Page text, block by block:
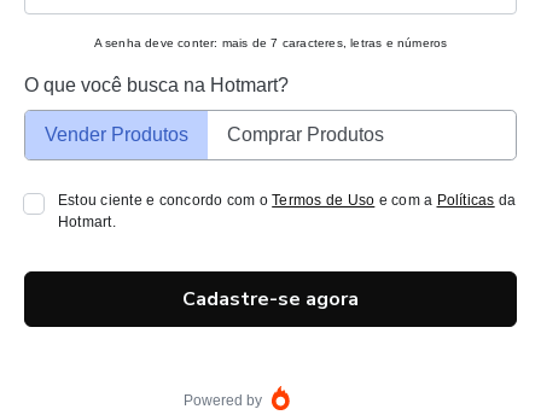
A senha deve conter: mais de 7 caracteres, letras e números
O que você busca na Hotmart?
Vender Produtos Comprar Produtos
Estou ciente e concordo com oTermos de Uso e com a Políticas da
Hotmart.
Cadastre-se agora
Powered by